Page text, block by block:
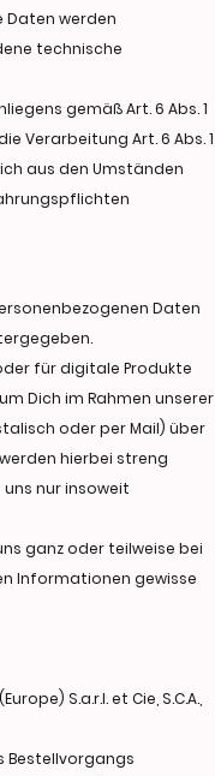
Daten werden
technische
gemäß Art. 6 Abs. 1
Verarbeitung Art. 6 Abs. 1
aus den Umständen
Daten
für digitale Produkte
Dich im Rahmen unserer
oder per Mail) über
hierbei streng
nur insoweit
ganz oder teilweise bei
Informationen gewisse
S.a.r.l. et Cie, S.C.A.,
Bestellvorgangs